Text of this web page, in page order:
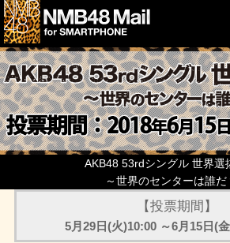
AKB48 53rdシングル 世界選
～世界のセンターは誰だ
【投票期間】
5月29日(火)10:00 ～6月15日(